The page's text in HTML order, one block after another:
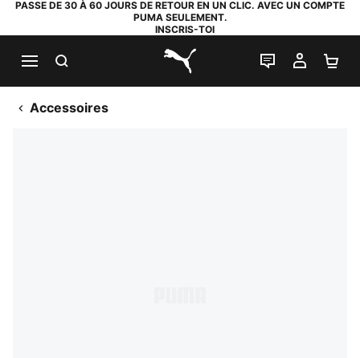
PASSE DE 30 À 60 JOURS DE RETOUR EN UN CLIC. AVEC UN COMPTE
PUMA SEULEMENT.
INSCRIS-TOI
PUMA.com
LIVE CHAT
MON
Accessoires